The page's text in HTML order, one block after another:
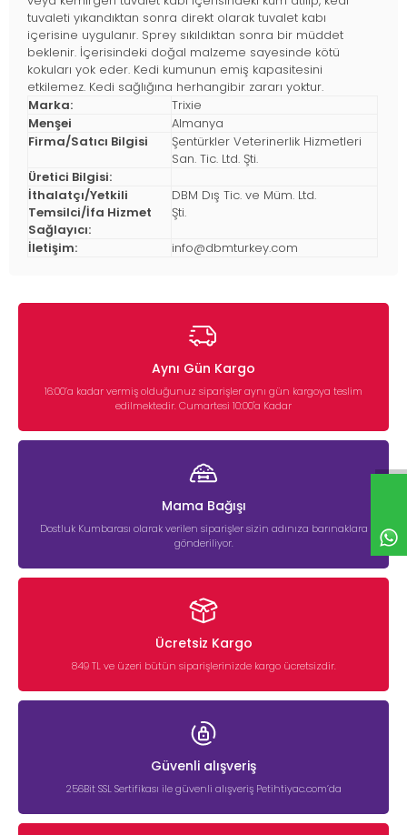
tuvaleti yıkandıktan sonra direkt olarak tuvalet kabı
içerisine uygulanır. Sprey sıkıldıktan sonra bir müddet
beklenir. İçerisindeki doğal malzeme sayesinde kötü
kokuları yok eder. Kedi kumunun emiş kapasitesini
etkilemez. Kedi sağlığına herhangibir zararı yoktur.
Marka:
Trixie
Menşei
Almanya
Firma/Satıcı Bilgisi
Şentürkler Veterinerlik Hizmetleri
San. Tic. Ltd. Şti.
Üretici Bilgisi:
İthalatçı/Yetkili
Temsilci/İfa Hizmet
Sağlayıcı:
DBM Dış Tic. ve Müm. Ltd.
Şti.
İletişim: info@dbmturkey.com
Aynı Gün Kargo
16:00’a kadar vermiş olduğunuz siparişler aynı gün kargoya teslim
edilmektedir. Cumartesi 10:00'a Kadar
Mama Bağışı
Dostluk Kumbarası olarak verilen siparişler sizin adınıza barınaklara
gönderiliyor.
Ücretsiz Kargo
849 TL ve üzeri bütün siparişlerinizde kargo ücretsizdir.
Güvenli alışveriş
256Bit SSL Sertifikası ile güvenli alışveriş Petihtiyac.com’da